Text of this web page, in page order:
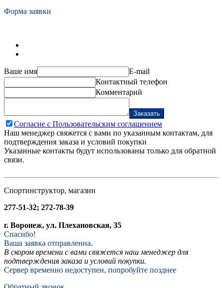
Форма заявки
Ваше имя
E-mail
Контактный телефон
Комментарий
Заказать
Согласие с Пользовательским соглашением
Наш менеджер свяжется с вами по указанным контактам, для
подтверждения заказа и условий покупки
Указанные контакты будут использованы только для обратной
связи.
Спортинструктор, магазин
277-51-32; 272-78-39
г. Воронеж, ул. Плехановская, 35
Спасибо!
Ваша заявка отправленна.
В скором времени с вами свяжется наш менеджер для
подтверждения заказа и условий покупки.
Сервер временно недоступен, попробуйте позднее